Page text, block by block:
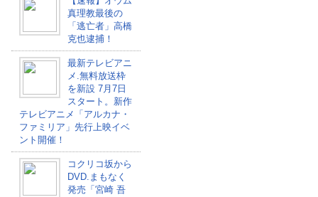
真理教最後の
「逃亡者」高橋
克也逮捕！
最新テレビアニ
メ.無料放送枠
を新設 7月7日
スタート。新作
テレビアニメ「アルカナ・
ファミリア」先行上映イベ
ント開催！
コクリコ坂から
DVD.まもなく
発売「宮崎 吾